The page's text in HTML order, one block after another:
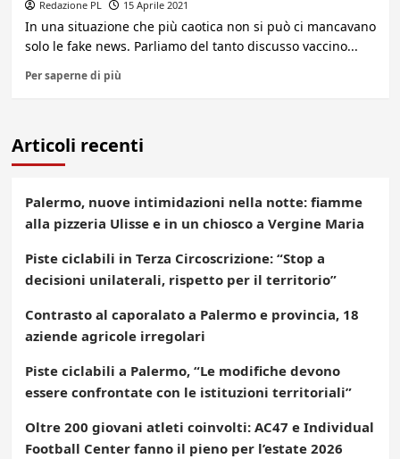
Redazione PL 15 Aprile 2021
In una situazione che più caotica non si può ci mancavano
solo le fake news. Parliamo del tanto discusso vaccino...
Per saperne di più
Articoli recenti
Palermo, nuove intimidazioni nella notte: fiamme
alla pizzeria Ulisse e in un chiosco a Vergine Maria
Piste ciclabili in Terza Circoscrizione: “Stop a
decisioni unilaterali, rispetto per il territorio”
Contrasto al caporalato a Palermo e provincia, 18
aziende agricole irregolari
Piste ciclabili a Palermo, “Le modifiche devono
essere confrontate con le istituzioni territoriali”
Oltre 200 giovani atleti coinvolti: AC47 e Individual
Football Center fanno il pieno per l’estate 2026